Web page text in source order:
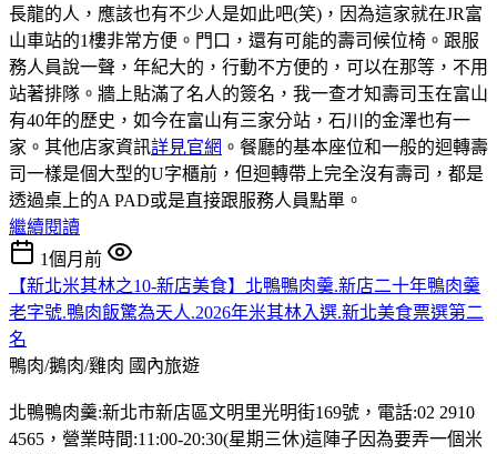
長龍的人，應該也有不少人是如此吧(笑)，因為這家就在JR富
山車站的1樓非常方便。門口，還有可能的壽司候位椅。跟服
務人員說一聲，年紀大的，行動不方便的，可以在那等，不用
站著排隊。牆上貼滿了名人的簽名，我一查才知壽司玉在富山
有40年的歷史，如今在富山有三家分站，石川的金澤也有一
家。其他店家資訊詳見官網 。餐廳的基本座位和一般的迴轉壽
司一樣是個大型的U字櫃前，但迴轉帶上完全沒有壽司，都是
透過桌上的A PAD或是直接跟服務人員點單。
繼續閱讀
1個月前
【新北米其林之10-新店美食】北鴨鴨肉羹.新店二十年鴨肉羹
老字號.鴨肉飯驚為天人.2026年米其林入選.新北美食票選第二
名
鴨肉/鵝肉/雞肉 國內旅遊
北鴨鴨肉羹:新北市新店區文明里光明街169號，電話:02 2910
4565，營業時間:11:00-20:30(星期三休)這陣子因為要弄一個米